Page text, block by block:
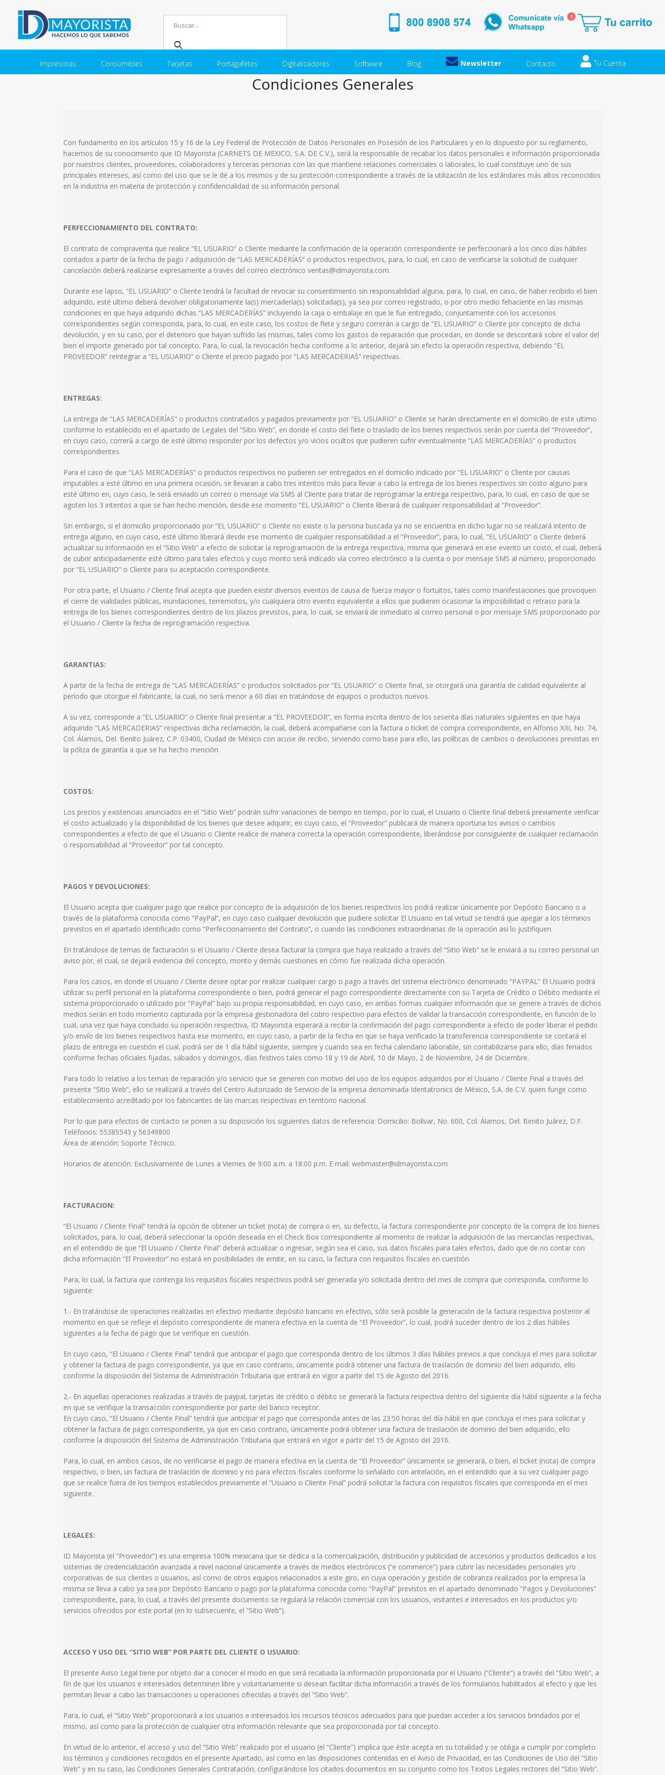
0
Impresoras Consumibles Tarjetas Portagafetes Digitalizadores Software Blog Newsletter Contacto Tu Cuenta
Condiciones Generales
Con fundamento en los artículos 15 y 16 de la Ley Federal de Protección de Datos Personales en Posesión de los Particulares y en lo dispuesto por su reglamento,
hacemos de su conocimiento que ID Mayorista (CARNETS DE MEXICO, S.A. DE C.V.), será la responsable de recabar los datos personales e información proporcionada
por nuestros clientes, proveedores, colaboradores y terceras personas con las que mantiene relaciones comerciales o laborales, lo cual constituye uno de sus
principales intereses, así como del uso que se le dé a los mismos y de su protección correspondiente a través de la utilización de los estándares más altos reconocidos
en la industria en materia de protección y confidencialidad de su información personal.
PERFECCIONAMIENTO DEL CONTRATO:
El contrato de compraventa que realice “EL USUARIO” o Cliente mediante la confirmación de la operación correspondiente se perfeccionará a los cinco días hábiles
contados a partir de la fecha de pago / adquisición de “LAS MERCADERÍAS” o productos respectivos, para, lo cual, en caso de verificarse la solicitud de cualquier
cancelación deberá́ realizarse expresamente a través del correo electrónico ventas@idmayorista.com.
Durante ese lapso, “EL USUARIO” o Cliente tendrá́ la facultad de revocar su consentimiento sin responsabilidad alguna, para, lo cual, en caso, de haber recibido el bien
adquirido, esté ultimo deberá́ devolver obligatoriamente la(s) mercadería(s) solicitada(s), ya sea por correo registrado, o por otro medio fehaciente en las mismas
condiciones en que haya adquirido dichas “LAS MERCADERÍAS” incluyendo la caja o embalaje en que le fue entregado, conjuntamente con los accesorios
correspondientes según corresponda, para, lo cual, en este caso, los costos de flete y seguro correrán a cargo de “EL USUARIO” o Cliente por concepto de dicha
devolución, y en su caso, por el deterioro que hayan sufrido las mismas, tales como los gastos de reparación que procedan, en donde se descontará sobre el valor del
bien el importe generado por tal concepto. Para, lo cual, la revocación hecha conforme a lo anterior, dejará sin efecto la operación respectiva, debiendo “EL
PROVEEDOR” reintegrar a “EL USUARIO” o Cliente el precio pagado por “LAS MERCADERIAS” respectivas.
ENTREGAS:
La entrega de “LAS MERCADERÍAS” o productos contratados y pagados previamente por “EL USUARIO” o Cliente se harán directamente en el domicilio de este ultimo
conforme lo establecido en el apartado de Legales del “Sitio Web”, en donde el costo del flete o traslado de los bienes respectivos serán por cuenta del “Proveedor”,
en cuyo caso, correrá́ a cargo de esté último responder por los defectos y/o vicios ocultos que pudieren sufrir eventualmente “LAS MERCADERÍAS” o productos
correspondientes.
Para el caso de que “LAS MERCADERÍAS” o productos respectivos no pudieren ser entregados en el domicilio indicado por “EL USUARIO” o Cliente por causas
imputables a esté último en una primera ocasión, se llevaran a cabo tres intentos más para llevar a cabo la entrega de los bienes respectivos sin costo alguno para
esté último en, cuyo caso, le será́ enviado un correo o mensaje vía SMS al Cliente para tratar de reprogramar la entrega respectivo, para, lo cual, en caso de que se
agoten los 3 intentos a que se han hecho mención, desde ese momento “EL USUARIO” o Cliente liberará de cualquier responsabilidad al “Proveedor”.
Sin embargo, si el domicilio proporcionado por “EL USUARIO” o Cliente no existe o la persona buscada ya no se encuentra en dicho lugar no se realizará intento de
entrega alguno, en cuyo caso, esté último liberará desde ese momento de cualquier responsabilidad a el “Proveedor”, para, lo cual, “EL USUARIO” o Cliente deberá́
actualizar su información en el “Sitio Web” a efecto de solicitar la reprogramación de la entrega respectiva, misma que generará en ese evento un costo, el cual, deberá́
de cubrir anticipadamente esté último para tales efectos y cuyo monto será́ indicado vía correo electrónico a la cuenta o por mensaje SMS al número, proporcionado
por “EL USUARIO” o Cliente para su aceptación correspondiente.
Por otra parte, el Usuario / Cliente final acepta que pueden existir diversos eventos de causa de fuerza mayor o fortuitos, tales como manifestaciones que provoquen
el cierre de vialidades públicas, inundaciones, terremotos, y/o cualquiera otro evento equivalente a ellos que pudieren ocasionar la imposibilidad o retraso para la
entrega de los bienes correspondientes dentro de los plazos previstos, para, lo cual, se enviará de inmediato al correo personal o por mensaje SMS proporcionado por
el Usuario / Cliente la fecha de reprogramación respectiva.
GARANTIAS:
A partir de la fecha de entrega de “LAS MERCADERÍAS” o productos solicitados por “EL USUARIO” o Cliente final, se otorgará una garantía de calidad equivalente al
período que otorgue el fabricante, la cual, no será́ menor a 60 días en tratándose de equipos o productos nuevos.
A su vez, corresponde a “EL USUARIO” o Cliente final presentar a “EL PROVEEDOR”, en forma escrita dentro de los sesenta días naturales siguientes en que haya
adquirido “LAS MERCADERIAS” respectivas dicha reclamación, la cual, deberá́ acompañarse con la factura o ticket de compra correspondiente, en Alfonso XIII, No. 74,
Col. Álamos, Del. Benito Juárez, C.P. 03400, Ciudad de México con acuse de recibo, sirviendo como base para ello, las políticas de cambios o devoluciones previstas en
la póliza de garantía a que se ha hecho mención.
COSTOS:
Los precios y existencias anunciados en el “Sitio Web” podrán sufrir variaciones de tiempo en tiempo, por lo cual, el Usuario o Cliente final deberá́ previamente verificar
el costo actualizado y la disponibilidad de los bienes que desee adquirir, en cuyo caso, el “Proveedor” publicará de manera oportuna los avisos o cambios
correspondientes a efecto de que el Usuario o Cliente realice de manera correcta la operación correspondiente, liberándose por consiguiente de cualquier reclamación
o responsabilidad al “Proveedor” por tal concepto.
PAGOS Y DEVOLUCIONES:
El Usuario acepta que cualquier pago que realice por concepto de la adquisición de los bienes respectivos los podrá realizar únicamente por Depósito Bancario o a
través de la plataforma conocida como “PayPal”, en cuyo caso cualquier devolución que pudiere solicitar El Usuario en tal virtud se tendrá que apegar a los términos
previstos en el apartado identificado como “Perfeccionamiento del Contrato”, o cuando las condiciones extraordinarias de la operación así lo justifiquen.
En tratándose de temas de facturación si el Usuario / Cliente desea facturar la compra que haya realizado a través del “Sitio Web” se le enviará a su correo personal un
aviso por, el cual, se dejará evidencia del concepto, monto y demás cuestiones en cómo fue realizada dicha operación.
Para los casos, en donde el Usuario / Cliente desee optar por realizar cualquier cargo o pago a través del sistema electrónico denominado “PAYPAL” El Usuario podrá
utilizar su perfil personal en la plataforma correspondiente o bien, podrá generar el pago correspondiente directamente con su Tarjeta de Crédito o Débito mediante el
sistema proporcionado o utilizado por “PayPal” bajo su propia responsabilidad, en cuyo caso, en ambas formas cualquier información que se genere a través de dichos
medios serán en todo momento capturada por la empresa gestionadora del cobro respectivo para efectos de validar la transacción correspondiente, en función de lo
cual, una vez que haya concluido su operación respectiva, ID Mayorista esperará a recibir la confirmación del pago correspondiente a efecto de poder liberar el pedido
y/o envío de los bienes respectivos hasta ese momento, en cuyo caso, a partir de la fecha en que se haya verificado la transferencia correspondiente se contará el
plazo de entrega en cuestión el cual, podrá ser de 1 día hábil siguiente, siempre y cuando sea en fecha calendario laborable, sin contabilizarse para ello, días feriados
conforme fechas oficiales fijadas, sábados y domingos, días festivos tales como 18 y 19 de Abril, 10 de Mayo, 2 de Noviembre, 24 de Diciembre.
Para todo lo relativo a los temas de reparación y/o servicio que se generen con motivo del uso de los equipos adquiridos por el Usuario / Cliente Final a través del
presente “Sitio Web”, ello se realizará a través del Centro Autorizado de Servicio de la empresa denominada Identatronics de México, S.A. de C.V. quien funge como
establecimiento acreditado por los fabricantes de las marcas respectivas en territorio nacional.
Por lo que para efectos de contacto se ponen a su disposición los siguientes datos de referencia: Domicilio: Bolívar, No. 600, Col. Álamos, Del. Benito Juárez, D.F.
Teléfonos: 55385543 y 56349800
Área de atención: Soporte Técnico.
Horarios de atención: Exclusivamente de Lunes a Viernes de 9:00 a.m. a 18:00 p.m. E mail: webmaster@idmayorista.com
FACTURACION:
“El Usuario / Cliente Final” tendrá la opción de obtener un ticket (nota) de compra o en, su defecto, la factura correspondiente por concepto de la compra de los bienes
solicitados, para, lo cual, deberá seleccionar la opción deseada en el Check Box correspondiente al momento de realizar la adquisición de las mercancías respectivas,
en el entendido de que “El Usuario / Cliente Final” deberá actualizar o ingresar, según sea el caso, sus datos fiscales para tales efectos, dado que de no contar con
dicha información “El Proveedor” no estará en posibilidades de emitir, en su caso, la factura con requisitos fiscales en cuestión.
Para, lo cual, la factura que contenga los requisitos fiscales respectivos podrá ser generada y/o solicitada dentro del mes de compra que corresponda, conforme lo
siguiente:
1.- En tratándose de operaciones realizadas en efectivo mediante depósito bancario en efectivo, sólo será posible la generación de la factura respectiva posterior al
momento en que se refleje el depósito correspondiente de manera efectiva en la cuenta de “El Proveedor”, lo cual, podrá suceder dentro de los 2 días hábiles
siguientes a la fecha de pago que se verifique en cuestión.
En cuyo caso, “El Usuario / Cliente Final” tendrá que anticipar el pago que corresponda dentro de los últimos 3 días hábiles previos a que concluya el mes para solicitar
y obtener la factura de pago correspondiente, ya que en caso contrario, únicamente podrá obtener una factura de traslación de dominio del bien adquirido, ello
conforme la disposición del Sistema de Administración Tributaria que entrará en vigor a partir del 15 de Agosto del 2016.
2.- En aquellas operaciones realizadas a través de paypal, tarjetas de crédito o débito se generará la factura respectiva dentro del siguiente día hábil siguiente a la fecha
en que se verifique la transacción correspondiente por parte del banco receptor.
En cuyo caso, “El Usuario / Cliente Final” tendrá que anticipar el pago que corresponda antes de las 23:50 horas del día hábil en que concluya el mes para solicitar y
obtener la factura de pago correspondiente, ya que en caso contrario, únicamente podrá obtener una factura de traslación de dominio del bien adquirido, ello
conforme la disposición del Sistema de Administración Tributaria que entrará en vigor a partir del 15 de Agosto del 2016.
Para, lo cual, en ambos casos, de no verificarse el pago de manera efectiva en la cuenta de “El Proveedor” únicamente se generará, o bien, el ticket (nota) de compra
respectivo, o bien, un factura de traslación de dominio y no para efectos fiscales conforme lo señalado con antelación, en el entendido que a su vez cualquier pago
que se realice fuera de los tiempos establecidos previamente el “Usuario o Cliente Final” podrá solicitar la factura con requisitos fiscales que corresponda en el mes
siguiente.
LEGALES:
ID Mayorista (el “Proveedor”) es una empresa 100% mexicana que se dedica a la comercialización, distribución y publicidad de accesorios y productos dedicados a los
sistemas de credencialización avanzada a nivel nacional únicamente a través de medios electrónicos (“e commerce”) para cubrir las necesidades personales y/o
corporativas de sus clientes o usuarios, así como de otros equipos relacionados a este giro, en cuya operación y gestión de cobranza realizados por la empresa la
misma se lleva a cabo ya sea por Depósito Bancario o pago por la plataforma conocida como “PayPal” previstos en el apartado denominado “Pagos y Devoluciones”
correspondiente, para, lo cual, a través del presente documento se regulará la relación comercial con los usuarios, visitantes e interesados en los productos y/o
servicios ofrecidos por este portal (en lo subsecuente, el “Sitio Web”).
ACCESO Y USO DEL “SITIO WEB” POR PARTE DEL CLIENTE O USUARIO:
El presente Aviso Legal tiene por objeto dar a conocer el modo en que será recabada la información proporcionada por el Usuario (“Cliente”) a través del “Sitio Web”, a
fin de que los usuarios e interesados determinen libre y voluntariamente si desean facilitar dicha información a través de los formularios habilitados al efecto y que les
permitan llevar a cabo las transacciones u operaciones ofrecidas a través del “Sitio Web”.
Para, lo cual, el “Sitio Web” proporcionará a los usuarios e interesados los recursos técnicos adecuados para que puedan acceder a los servicios brindados por el
mismo, así como para la protección de cualquier otra información relevante que sea proporcionada por tal concepto.
En virtud de lo anterior, el acceso y uso del “Sitio Web” realizado por el usuario (el “Cliente”) implica que éste acepta en su totalidad y se obliga a cumplir por completo
los términos y condiciones recogidos en el presente Apartado, así como en las disposiciones contenidas en el Aviso de Privacidad, en las Condiciones de Uso del “Sitio
Web” y en su caso, las Condiciones Generales Contratación; configurándose los citados documentos en su conjunto como los Textos Legales rectores del “Sitio Web”.